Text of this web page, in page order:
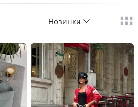
Новинки